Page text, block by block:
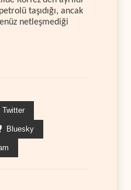
taşıdığı, ancak
netleşmediği
Twitter
Bluesky